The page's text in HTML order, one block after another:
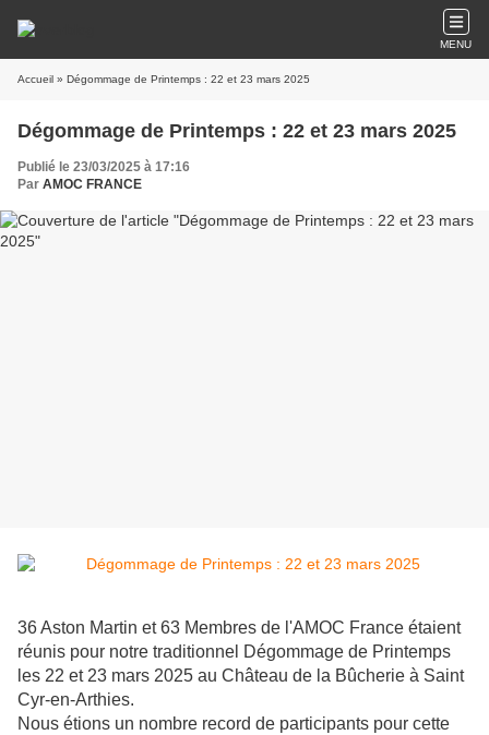
MENU
Accueil » Dégommage de Printemps : 22 et 23 mars 2025
Dégommage de Printemps : 22 et 23 mars 2025
Publié le 23/03/2025 à 17:16
Par AMOC FRANCE
36 Aston Martin et 63 Membres de l'AMOC France étaient
réunis pour notre traditionnel Dégommage de Printemps
les 22 et 23 mars 2025 au Château de la Bûcherie à Saint
Cyr-en-Arthies.
Nous étions un nombre record de participants pour cette